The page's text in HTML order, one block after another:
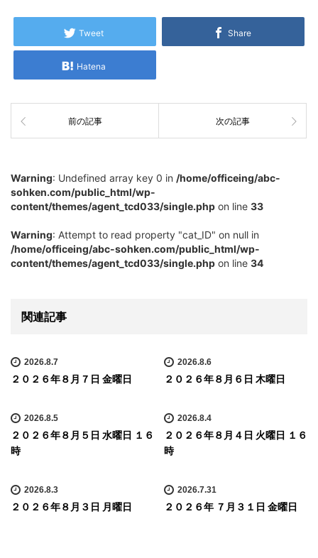
Tweet Share
Hatena
前の記事 次の記事
Warning: Undefined array key 0 in /home/officeing/abc-
sohken.com/public_html/wp-
content/themes/agent_tcd033/single.php on line 33
Warning: Attempt to read property "cat_ID" on null in
/home/officeing/abc-sohken.com/public_html/wp-
content/themes/agent_tcd033/single.php on line 34
関連記事
2026.8.7
２０２６年８月７日 金曜日
2026.8.6
２０２６年８月６日 木曜日
2026.8.5
２０２６年８月５日 水曜日 １６
時
2026.8.4
２０２６年８月４日 火曜日 １６
時
2026.8.3
２０２６年８月３日 月曜日
2026.7.31
２０２６年 ７月３１日 金曜日